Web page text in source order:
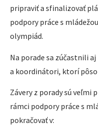
pripraviť a sfinalizovať
podpory práce s
olympiád.
Na porade sa zúčastnili
a koordinátori, ktorí
Závery z porady sú veľmi
rámci podpory práce s
pokračovať v: